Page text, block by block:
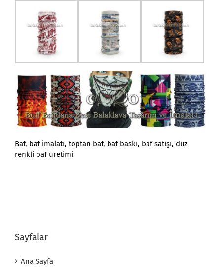
Baf, baf imalatı, toptan baf, baf baskı, baf satışı, düz
renkli baf üretimi.
Sayfalar
Ana Sayfa